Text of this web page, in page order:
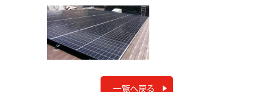
一覧へ戻る